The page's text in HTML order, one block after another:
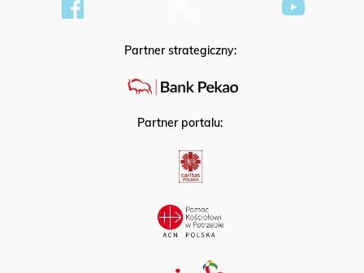
Partner strategiczny:
Partner portalu: